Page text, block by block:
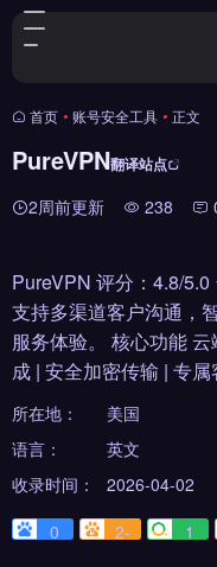
首页 • 账号安全工具 • 正文
PureVPN翻译站点
2周前更新 238
PureVPN 评分：4.8/5.0
支持多渠道客户沟通，
服务体验。 核心功能
成 | 安全加密传输 | 专
所在地：
美国
语言：
英文
收录时间：
2026-04-02
0
2- 1